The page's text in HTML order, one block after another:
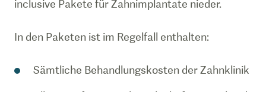
inclusive Pakete für Zahnimplantate nieder.
In den Paketen ist im Regelfall enthalten:
Sämtliche Behandlungskosten der Zahnklinik